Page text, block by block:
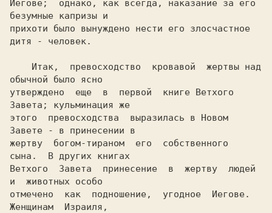
Иегове;  однако, как всегда, наказание за его
безумные капризы и
прихоти было вынуждено нести его злосчастное
дитя - человек.
обычной было ясно
утверждено  еще  в  первой  книге Ветхого
Завета; кульминация же
этого  превосходства  выразилась в Новом
Завете - в принесении в
жертву  богом-тираном  его  собственного
сына.  В других книгах
Ветхого  Завета  принесение  в  жертву  людей
и  животных особо
отмечено  как  подношение,  угодное  Иегове.
Женщинам  Израиля,